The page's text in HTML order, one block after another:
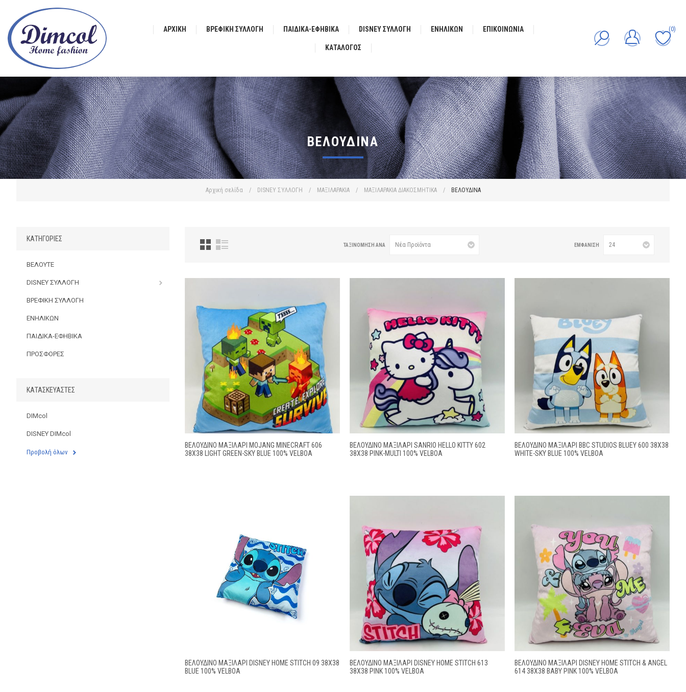
ΑΡΧΙΚΉ ΒΡΕΦΙΚΗ ΣΥΛΛΟΓΗ ΠΑΙΔΙΚΑ-ΕΦΗΒΙΚΑ DISNEY ΣΥΛΛΟΓΗ ΕΝΗΛΙΚΩΝ ΕΠΙΚΟΙΝΩΝΊΑ
ΚΑΤΆΛΟΓΟΣ
(0)
Αρχική σελίδα / DISNEY ΣΥΛΛΟΓΗ / ΜΑΞΙΛΑΡΑΚΙΑ / ΜΑΞΙΛΑΡΑΚΙΑ ΔΙΑΚΟΣΜΗΤΙΚΑ / ΒΕΛΟΥΔΙΝΑ
ΒΕΛΟΥΔΙΝΑ
ΤΑΞΙΝΌΜΗΣΗ ΑΝΆ ΕΜΦΆΝΙΣΗ
ΒΕΛΟΎΔΙΝΟ ΜΑΞΙΛΆΡΙ MOJANG MINECRAFT 606
38X38 LIGHT GREEN-SKY BLUE 100% VELBOA
ΒΕΛΟΎΔΙΝΟ ΜΑΞΙΛΆΡΙ SANRIO HELLO KITTY 602
38X38 PINK-MULTI 100% VELBOA
ΒΕΛΟΎΔΙΝΟ ΜΑΞΙΛΆΡΙ BBC STUDIOS BLUEY 600 38X38
WHITE-SKY BLUE 100% VELBOA
ΒΕΛΟΎΔΙΝΟ ΜΑΞΙΛΆΡΙ DISNEY HOME STITCH 09 38X38
BLUE 100% VELBOA
ΒΕΛΟΎΔΙΝΟ ΜΑΞΙΛΆΡΙ DISNEY HOME STITCH 613
38X38 PINK 100% VELBOA
ΒΕΛΟΎΔΙΝΟ ΜΑΞΙΛΆΡΙ DISNEY HOME STITCH & ANGEL
614 38X38 BABY PINK 100% VELBOA
ΚΑΤΗΓΟΡΊΕΣ
ΒΕΛΟΥΤΕ
DISNEY ΣΥΛΛΟΓΗ
ΒΡΕΦΙΚΗ ΣΥΛΛΟΓΗ
ΕΝΗΛΙΚΩΝ
ΠΑΙΔΙΚΑ-ΕΦΗΒΙΚΑ
ΠΡΟΣΦΟΡΕΣ
ΚΑΤΑΣΚΕΥΑΣΤΈΣ
DIMcol
DISNEY DIMcol
Προβολή όλων